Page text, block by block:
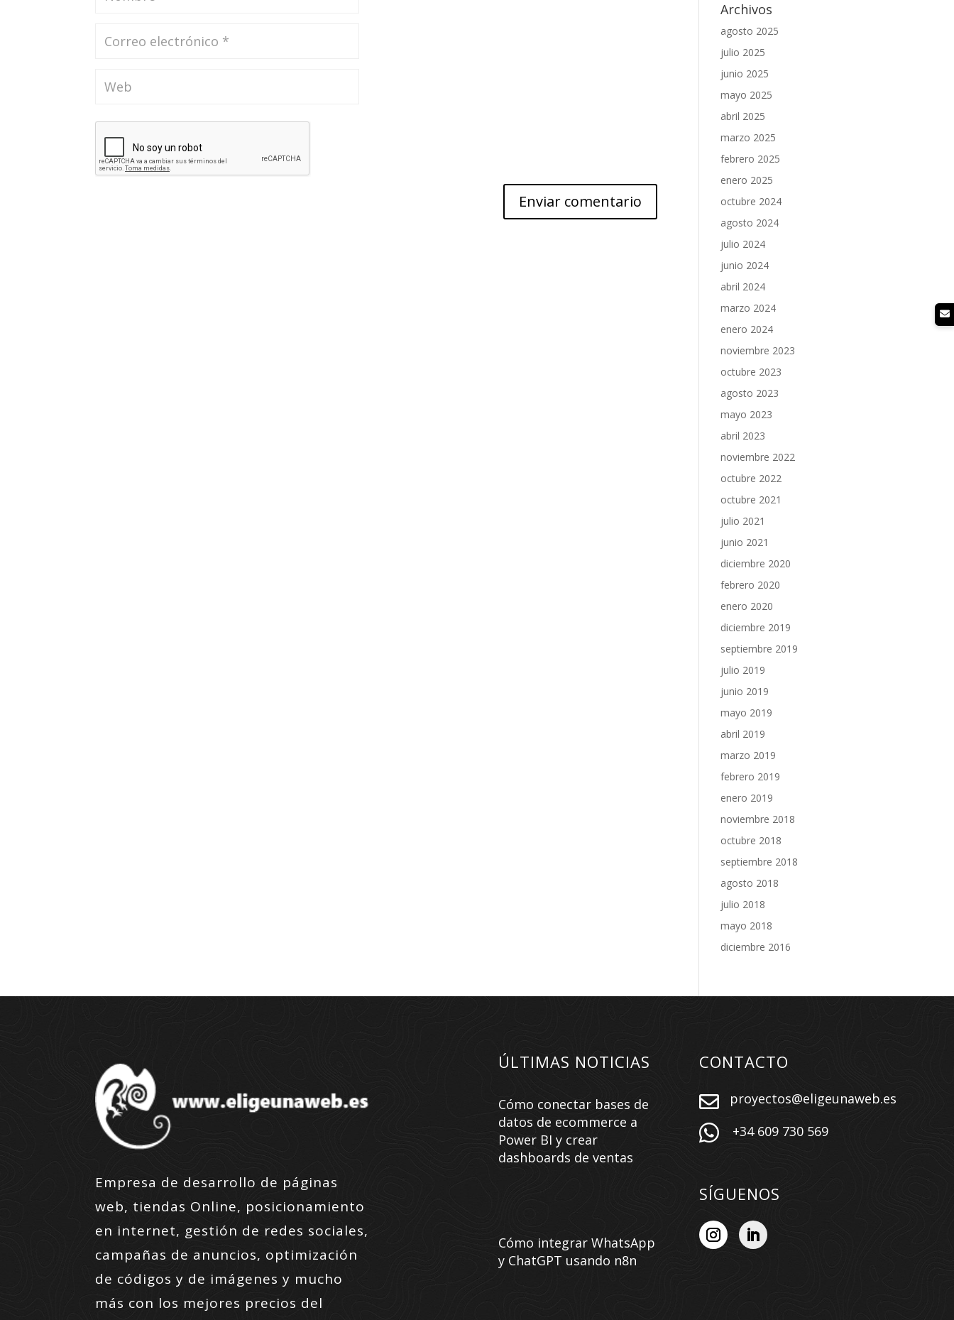
Archivos
agosto 2025
julio 2025
junio 2025
mayo 2025
abril 2025
marzo 2025
febrero 2025
enero 2025
octubre 2024
agosto 2024
julio 2024
junio 2024
abril 2024
marzo 2024
enero 2024
noviembre 2023
octubre 2023
agosto 2023
mayo 2023
abril 2023
noviembre 2022
octubre 2022
octubre 2021
julio 2021
junio 2021
diciembre 2020
febrero 2020
enero 2020
diciembre 2019
septiembre 2019
julio 2019
junio 2019
mayo 2019
abril 2019
marzo 2019
febrero 2019
enero 2019
noviembre 2018
octubre 2018
septiembre 2018
agosto 2018
julio 2018
mayo 2018
diciembre 2016
Empresa de desarrollo de páginas
web, tiendas Online, posicionamiento
en internet, gestión de redes sociales,
campañas de anuncios, optimización
de códigos y de imágenes y mucho
más con los mejores precios del
ÚLTIMAS NOTICIAS
Cómo conectar bases de
datos de ecommerce a
Power BI y crear
dashboards de ventas
Cómo integrar WhatsApp
y ChatGPT usando n8n
CONTACTO
 proyectos@eligeunaweb.es
 +34 609 730 569
SÍGUENOS